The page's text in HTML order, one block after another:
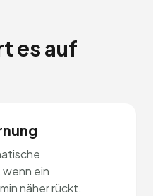
es auf
ein
näher rückt.